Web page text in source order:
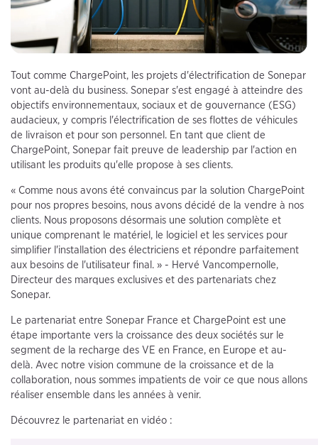
Tout comme ChargePoint, les projets d'électrification de Sonepar
vont au-delà du business. Sonepar s'est engagé à atteindre des
objectifs environnementaux, sociaux et de gouvernance (ESG)
audacieux, y compris l'électrification de ses flottes de véhicules
de livraison et pour son personnel. En tant que client de
ChargePoint, Sonepar fait preuve de leadership par l'action en
utilisant les produits qu'elle propose à ses clients.
« Comme nous avons été convaincus par la solution ChargePoint
pour nos propres besoins, nous avons décidé de la vendre à nos
clients. Nous proposons désormais une solution complète et
unique comprenant le matériel, le logiciel et les services pour
simplifier l'installation des électriciens et répondre parfaitement
aux besoins de l'utilisateur final. » - Hervé Vancompernolle,
Directeur des marques exclusives et des partenariats chez
Sonepar.
Le partenariat entre Sonepar France et ChargePoint est une
étape importante vers la croissance des deux sociétés sur le
segment de la recharge des VE en France, en Europe et au-
delà. Avec notre vision commune de la croissance et de la
collaboration, nous sommes impatients de voir ce que nous allons
réaliser ensemble dans les années à venir.
Découvrez le partenariat en vidéo :